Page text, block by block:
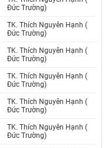
Đức Trường)
TK. Thích Nguyên Hạnh (
Đức Trường)
TK. Thích Nguyên Hạnh (
Đức Trường)
TK. Thích Nguyên Hạnh (
Đức Trường)
TK. Thích Nguyên Hạnh (
Đức Trường)
TK. Thích Nguyên Hạnh (
Đức Trường)